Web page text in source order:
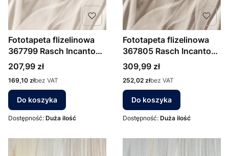
Fototapeta flizelinowa
367799 Rasch Incanto
natura trawy liście
Cena
207,99 zł
Cena
169,10 złbez VAT
Do koszyka
Dostępność: Duża ilość
Fototapeta flizelinowa
367805 Rasch Incanto
natura, trawy, liście
Cena
309,99 zł
Cena
252,02 złbez VAT
Do koszyka
Dostępność: Duża ilość